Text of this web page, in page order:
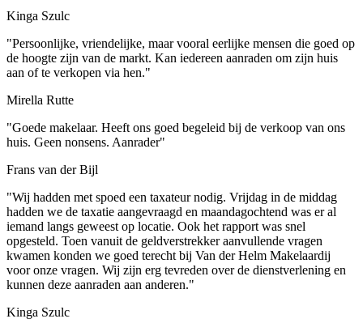
Kinga Szulc
"Persoonlijke, vriendelijke, maar vooral eerlijke mensen die goed op
de hoogte zijn van de markt. Kan iedereen aanraden om zijn huis
aan of te verkopen via hen."
Mirella Rutte
"Goede makelaar. Heeft ons goed begeleid bij de verkoop van ons
huis. Geen nonsens. Aanrader"
Frans van der Bijl
"Wij hadden met spoed een taxateur nodig. Vrijdag in de middag
hadden we de taxatie aangevraagd en maandagochtend was er al
iemand langs geweest op locatie. Ook het rapport was snel
opgesteld. Toen vanuit de geldverstrekker aanvullende vragen
kwamen konden we goed terecht bij Van der Helm Makelaardij
voor onze vragen. Wij zijn erg tevreden over de dienstverlening en
kunnen deze aanraden aan anderen."
Kinga Szulc